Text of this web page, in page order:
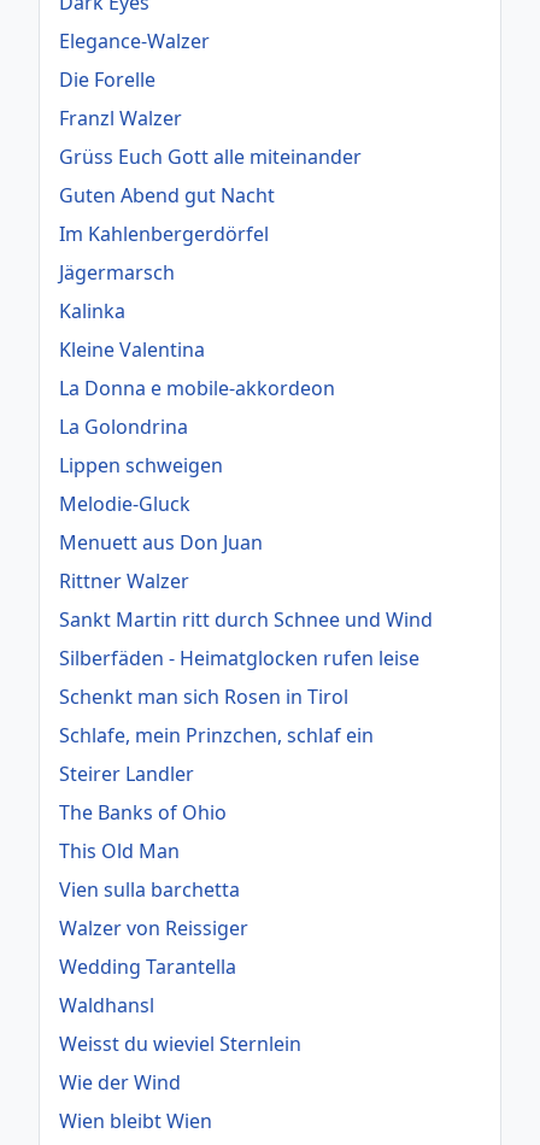
Elegance-Walzer
Die Forelle
Franzl Walzer
Grüss Euch Gott alle miteinander
Guten Abend gut Nacht
Im Kahlenbergerdörfel
Jägermarsch
Kalinka
Kleine Valentina
La Donna e mobile-akkordeon
La Golondrina
Lippen schweigen
Melodie-Gluck
Menuett aus Don Juan
Rittner Walzer
Sankt Martin ritt durch Schnee und Wind
Silberfäden - Heimatglocken rufen leise
Schenkt man sich Rosen in Tirol
Schlafe, mein Prinzchen, schlaf ein
Steirer Landler
The Banks of Ohio
This Old Man
Vien sulla barchetta
Walzer von Reissiger
Wedding Tarantella
Waldhansl
Weisst du wieviel Sternlein
Wie der Wind
Wien bleibt Wien